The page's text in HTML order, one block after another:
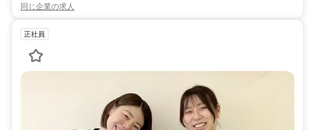
同じ企業の求人
正社員